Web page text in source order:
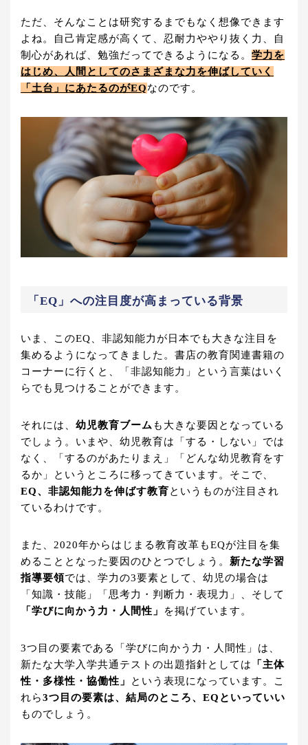
ただ、そんなことは研究するまでもなく想像できます
よね。自己肯定感が高くて、忍耐力ややり抜く力、自
制心があれば、勉強だってできるようになる。 学力を
はじめ、人間としてのさまざまな力を伸ばしていく
「土台」にあたるのがEQなのです。
「EQ」への注目度が高まっている背景
いま、このEQ、非認知能力が日本でも大きな注目を
集めるようになってきました。書店の教育関連書籍の
コーナーに行くと、「非認知能力」という言葉はいく
らでも見つけることができます。
それには、 幼児教育ブーム も大きな要因となっている
でしょう。いまや、幼児教育は「する・しない」では
なく、「するのがあたりまえ」「どんな幼児教育をす
るか」というところに移ってきています。そこで、
EQ、非認知能力を伸ばす教育というものが注目され
ているわけです。
また、2020年からはじまる教育改革もEQが注目を集
めることとなった要因のひとつでしょう。 新たな学習
指導要領では、学力の3要素として、幼児の場合は
「知識・技能」「思考力・判断力・表現力」、そして
「学びに向かう力・人間性」
を掲げています。
3つ目の要素である「学びに向かう力・人間性」は、
新たな大学入学共通テストの出題指針としては
「主体
性・多様性・協働性」
という表現になっています。こ
れら3つ目の要素は、結局のところ、EQといっていい
ものでしょう。